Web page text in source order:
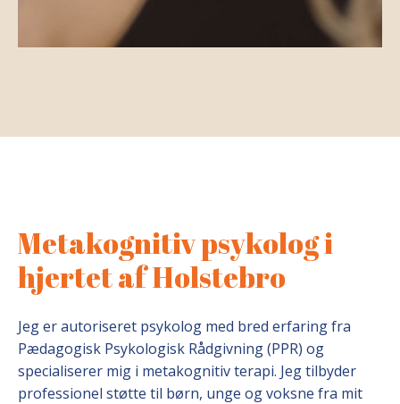
Metakognitiv psykolog i
hjertet af Holstebro
Jeg er autoriseret psykolog med bred erfaring fra
Pædagogisk Psykologisk Rådgivning (PPR) og
specialiserer mig i metakognitiv terapi. Jeg tilbyder
professionel støtte til børn, unge og voksne fra mit